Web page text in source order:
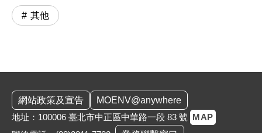
其他
網站政策及宣告
MOENV@anywhere
地址：100006 臺北市中正區中華路一段 83 號 MAP